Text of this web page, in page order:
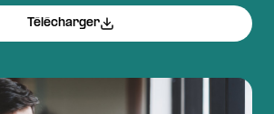
Télécharger